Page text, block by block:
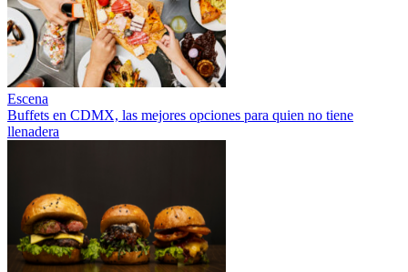
Escena
Buffets en CDMX, las mejores opciones para quien no tiene
llenadera